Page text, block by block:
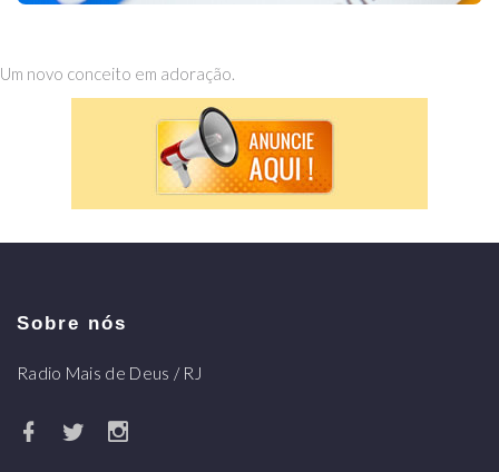
Um novo conceito em adoração.
Sobre nós
Radio Mais de Deus / RJ